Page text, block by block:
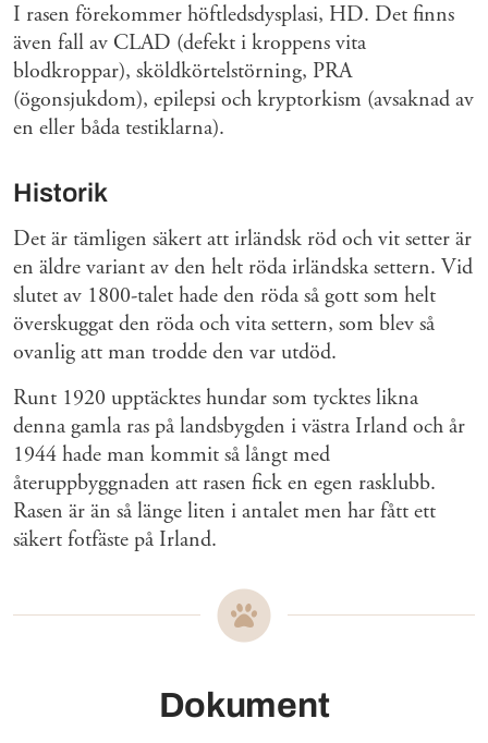
I rasen förekommer höftledsdysplasi, HD. Det finns
även fall av CLAD (defekt i kroppens vita
blodkroppar), sköldkörtelstörning, PRA
(ögonsjukdom), epilepsi och kryptorkism (avsaknad av
en eller båda testiklarna).
Historik
Det är tämligen säkert att irländsk röd och vit setter är
en äldre variant av den helt röda irländska settern. Vid
slutet av 1800-talet hade den röda så gott som helt
överskuggat den röda och vita settern, som blev så
ovanlig att man trodde den var utdöd.
Runt 1920 upptäcktes hundar som tycktes likna
denna gamla ras på landsbygden i västra Irland och år
1944 hade man kommit så långt med
återuppbyggnaden att rasen fick en egen rasklubb.
Rasen är än så länge liten i antalet men har fått ett
säkert fotfäste på Irland.
Dokument